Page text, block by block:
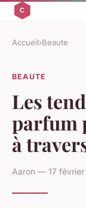
Accueil›Beaute
BEAUTE
Les
parfum
à
Aaron — 17